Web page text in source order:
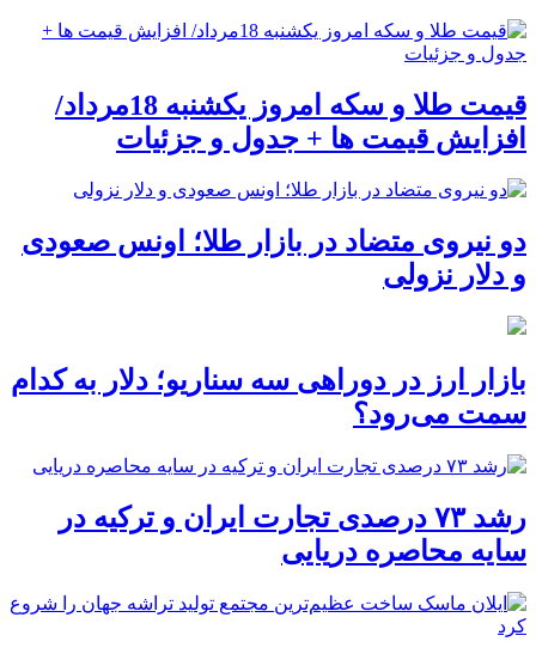
قیمت طلا و سکه امروز یکشنبه 18مرداد/
افزایش قیمت ها + جدول و جزئیات
دو نیروی متضاد در بازار طلا؛ اونس صعودی
و دلار نزولی
بازار ارز در دوراهی سه سناریو؛ دلار به کدام
سمت می‌رود؟
رشد ۷۳ درصدی تجارت ایران و ترکیه در
سایه محاصره دریایی